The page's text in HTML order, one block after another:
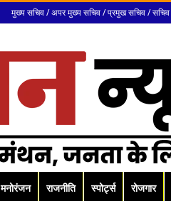
मुख्य सचिव / अपर मुख्य सचिव / प्रमुख सचिव / सचिव
मनोरंजन राजनीति स्पोर्ट्स रोजगार